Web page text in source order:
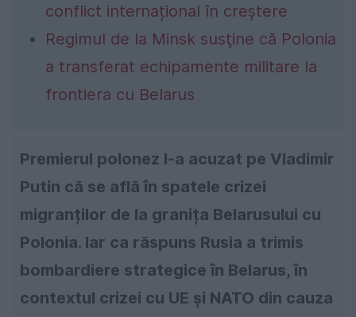
conflict internațional în creștere
Regimul de la Minsk susţine că Polonia
a transferat echipamente militare la
frontiera cu Belarus
Premierul polonez l-a acuzat pe Vladimir
Putin că se află în spatele crizei
migranților de la granița Belarusului cu
Polonia. Iar ca răspuns Rusia a trimis
bombardiere strategice în Belarus, în
contextul crizei cu UE şi NATO din cauza